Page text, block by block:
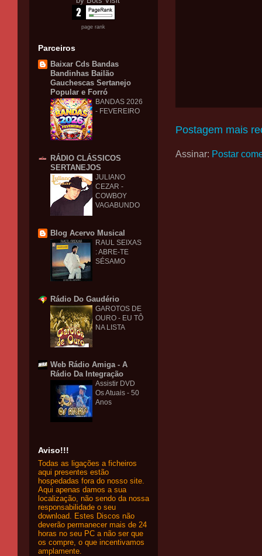
Postagem mais
Assinar: Postar
page rank
Parceiros
Baixar Cds Bandas
Bandinhas Bailão
Gauchescas Sertanejo
Popular e Forró
BANDAS 2026
- FEVEREIRO
RÁDIO CLÁSSICOS
SERTANEJOS
JULIANO
CEZAR -
COWBOY
VAGABUNDO
Blog Acervo Musical
RAUL SEIXAS
: ABRE-TE
SÉSAMO
Rádio Do Gaudério
GAROTOS DE
OURO - EU TÔ
NA LISTA
Web Rádio Amiga - A
Rádio Da Integração
Assistir DVD
Os Atuais - 50
Anos
Aviso!!!
Todas as ligações a ficheiros
aqui presentes estão
hospedadas fora do nosso site.
Aqui apenas damos a sua
localização, não sendo da nossa
responsabilidade o seu
download. Estes Discos não
deverão permanecer mais de 24
horas no seu PC a não ser que
os compre, o que incentivamos
amplamente.